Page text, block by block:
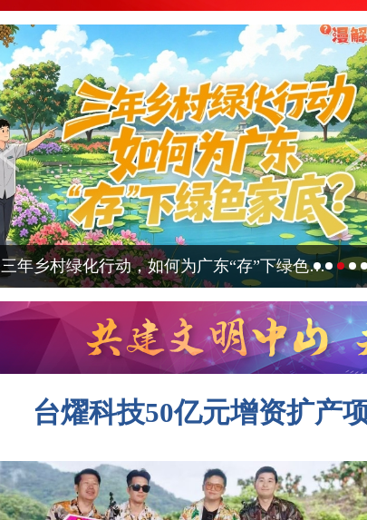
1500公里，粤豫两地的盛夏善意
台燿科技50亿元增资扩产